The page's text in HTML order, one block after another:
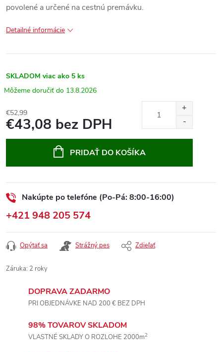
povolené a určené na cestnú premávku.
Detailné informácie
SKLADOM viac ako 5 ks
13.8.2026
€52,99
€43,08 bez DPH
PRIDAŤ DO KOŠÍKA
Nakúpte po telefóne (Po-Pá: 8:00-16:00)
+421 948 205 574
Opýtať sa Strážný pes Zdieľať
Záruka: 2 roky
DOPRAVA ZADARMO
PRI OBJEDNÁVKE NAD 200 € BEZ DPH
98% TOVAROV SKLADOM
VLASTNÉ SKLADY O ROZLOHE 2000m2